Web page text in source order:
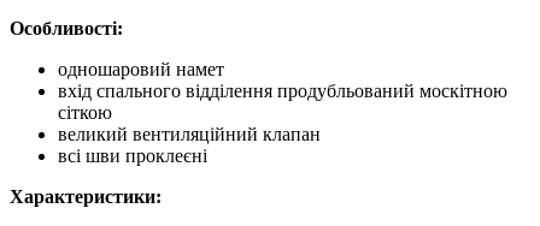
Особливості:
одношаровий намет
вхід спального відділення продубльований москітною
сіткою
великий вентиляційний клапан
всі шви проклеєні
Характеристики: